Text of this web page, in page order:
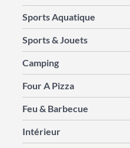
Sports Aquatique
Sports & Jouets
Camping
Four A Pizza
Feu & Barbecue
Intérieur